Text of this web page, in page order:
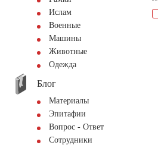
Ислам
Военные
Машины
Животные
Одежда
Блог
Материалы
Эпитафии
Вопрос - Ответ
Сотрудники